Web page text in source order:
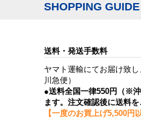
SHOPPING GUIDE
送料・発送手数料
ヤマト運輸にてお届け致
川急便）
●送料全国一律550円（※
ます。注文確認後に送料を
【一度のお買上げ5,500円